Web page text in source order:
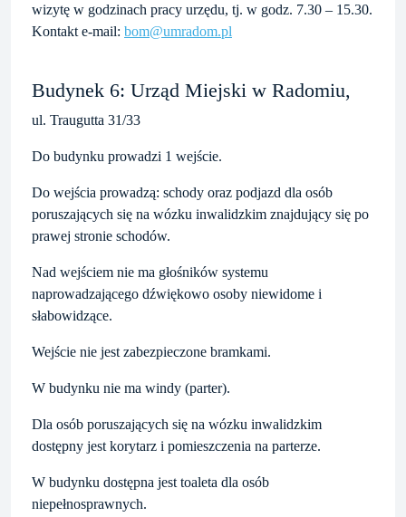
wizytę w godzinach pracy urzędu, tj. w godz. 7.30 – 15.30.
Kontakt e-mail: bom@umradom.pl
Budynek 6: Urząd Miejski w Radomiu,
ul. Traugutta 31/33
Do budynku prowadzi 1 wejście.
Do wejścia prowadzą: schody oraz podjazd dla osób
poruszających się na wózku inwalidzkim znajdujący się po
prawej stronie schodów.
Nad wejściem nie ma głośników systemu
naprowadzającego dźwiękowo osoby niewidome i
słabowidzące.
Wejście nie jest zabezpieczone bramkami.
W budynku nie ma windy (parter).
Dla osób poruszających się na wózku inwalidzkim
dostępny jest korytarz i pomieszczenia na parterze.
W budynku dostępna jest toaleta dla osób
niepełnosprawnych.